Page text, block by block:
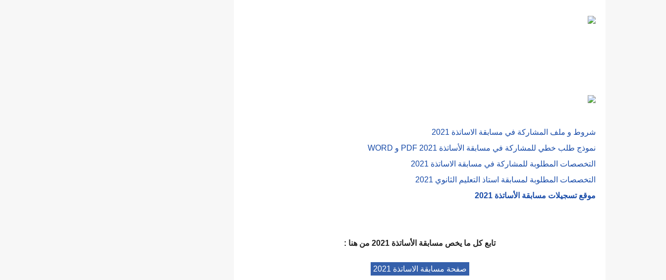
شروط و ملف المشاركة في مسابقة الاساتذة 2021
نموذج طلب خطي للمشاركة في مسابقة الأساتذة 2021 PDF و WORD
التخصصات المطلوبة للمشاركة في مسابقة الاساتذة 2021
التخصصات المطلوبة لمسابقة استاذ التعليم الثانوي 2021
موقع تسجيلات مسابقة الأساتذة 2021
تابع كل ما يخص مسابقة الأساتذة 2021 من هنا :
صفحة مسابقة الاساتذة 2021